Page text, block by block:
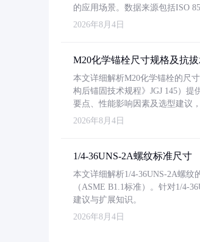
的应用场景。数据来源包括ISO
2026年8月4日
M20化学锚栓尺寸规格及抗
本文详细解析M20化学锚栓的尺
构后锚固技术规程》JGJ 145）
要点、性能影响因素及选型建议
2026年8月4日
1/4-36UNS-2A螺纹标准尺寸
本文详细解析1/4-36UNS-2A螺
（ASME B1.1标准）。针对1/4-
建议与扩展知识。
2026年8月4日